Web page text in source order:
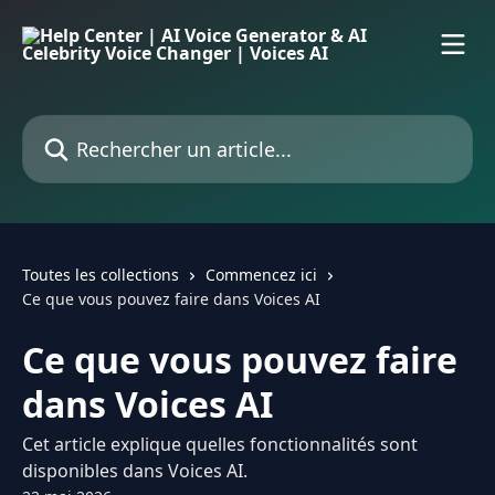
Rechercher un article...
Toutes les collections
Commencez ici
Ce que vous pouvez faire dans Voices AI
Ce que vous pouvez faire
dans Voices AI
Cet article explique quelles fonctionnalités sont
disponibles dans Voices AI.